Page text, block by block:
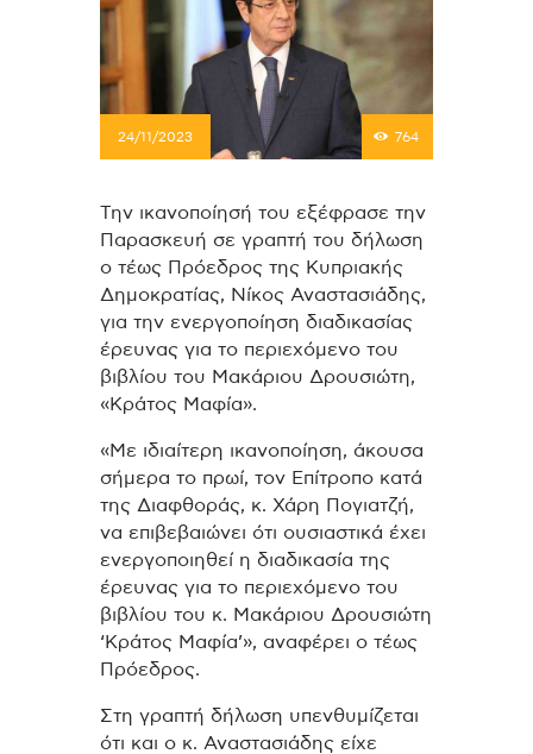
24/11/2023 764
Την ικανοποίησή του εξέφρασε την
Παρασκευή σε γραπτή του δήλωση
ο τέως Πρόεδρος της Κυπριακής
Δημοκρατίας, Νίκος Αναστασιάδης,
για την ενεργοποίηση διαδικασίας
έρευνας για το περιεχόμενο του
βιβλίου του Μακάριου Δρουσιώτη,
«Κράτος Μαφία».
«Με ιδιαίτερη ικανοποίηση, άκουσα
σήμερα το πρωί, τον Επίτροπο κατά
της Διαφθοράς, κ. Χάρη Πογιατζή,
να επιβεβαιώνει ότι ουσιαστικά έχει
ενεργοποιηθεί η διαδικασία της
έρευνας για το περιεχόμενο του
βιβλίου του κ. Μακάριου Δρουσιώτη
‘Κράτος Μαφία’», αναφέρει ο τέως
Πρόεδρος.
Στη γραπτή δήλωση υπενθυμίζεται
ότι και ο κ. Αναστασιάδης είχε